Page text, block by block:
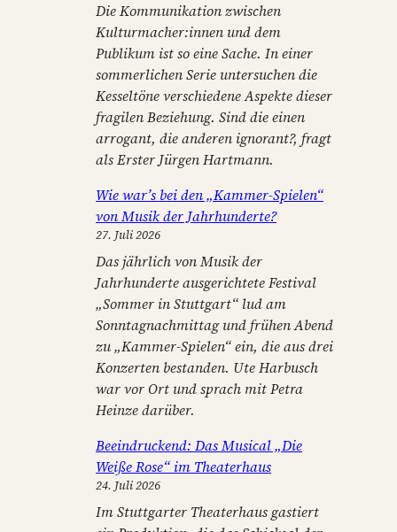
Die Kommunikation zwischen
Kulturmacher:innen und dem
Publikum ist so eine Sache. In einer
sommerlichen Serie untersuchen die
Kesseltöne verschiedene Aspekte dieser
fragilen Beziehung. Sind die einen
arrogant, die anderen ignorant?, fragt
als Erster Jürgen Hartmann.
Wie war’s bei den „Kammer-Spielen“
von Musik der Jahrhunderte?
27. Juli 2026
Das jährlich von Musik der
Jahrhunderte ausgerichtete Festival
„Sommer in Stuttgart“ lud am
Sonntagnachmittag und frühen Abend
zu „Kammer-Spielen“ ein, die aus drei
Konzerten bestanden. Ute Harbusch
war vor Ort und sprach mit Petra
Heinze darüber.
Beeindruckend: Das Musical „Die
Weiße Rose“ im Theaterhaus
24. Juli 2026
Im Stuttgarter Theaterhaus gastiert